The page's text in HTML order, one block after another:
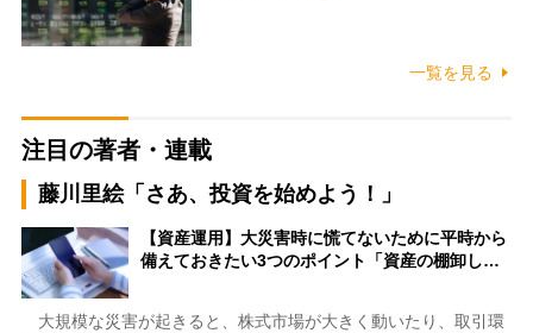
一覧を見る
注目の著者・連載
藤川里絵「さあ、投資を始めよう！」
【資産運用】大災害時に慌てないために平時から
備えておきたい3つのポイント「資産の棚卸し…
大規模な災害が起きると、株式市場が大きく動いたり、取引環